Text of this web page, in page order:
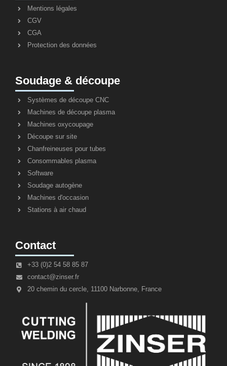
Mentions légales
CGV
CGA
Protection des données
Soudage & découpe
Systèmes de découpe CNC
Machines de découpe plasma
Machines oxycoupage
Découpe sur site
Chanfreineuses pour tubes
Consommables plasma
Software
Soudage autogène
Machines d'occasion
Stations à air chaud
Contact
+33 (0)2 54 58 85 87
contact@zinser.fr
20 chemin du cercle, 11100 Narbonne, France